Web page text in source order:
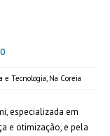
e Tecnologia, Na Coreia
especializada em
e otimização, e pela